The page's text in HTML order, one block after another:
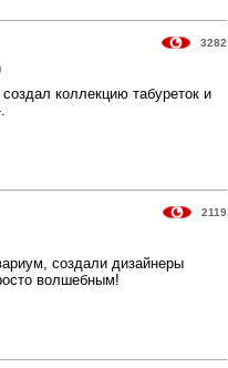
3282
коллекцию табуреток и
2119
создали дизайнеры
волшебным!